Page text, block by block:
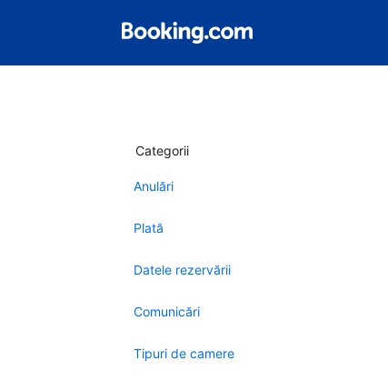
Categorii
Anulări
Plată
Datele rezervării
Comunicări
Tipuri de camere